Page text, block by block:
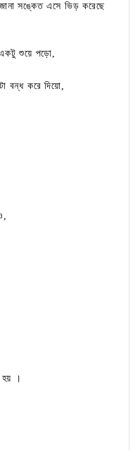
সঙ্কেত এসে ভিড় করেছে
একটু শুয়ে পড়ো,
বন্ধ করে দিয়ো,
হয় ।